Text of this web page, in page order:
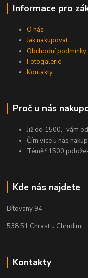
Informace pro
O nás
Jak nakupovat
Obchodní podmínky
Fotogalerie
Kontakty
Proč u nás
Již od 1500,- vám
Čím více u nás
Téměř 1500
Kde nás najdete
Bítovany 94
538 51 Chrast u Chrudimi
Kontakty